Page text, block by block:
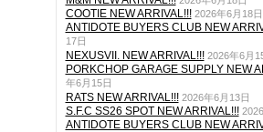
COOTIE NEW ARRIVAL!!! 2026年6月18日
ANTIDOTE BUYERS CLUB NEW
17日
NEXUSVII. NEW ARRIVAL!!! 2026年6月
PORKCHOP GARAGE SUPPLY NEW
年6月15日
RATS NEW ARRIVAL!!! 2026年6月13日
S.F.C SS26 SPOT NEW ARRIVAL!!!
ANTIDOTE BUYERS CLUB NEW